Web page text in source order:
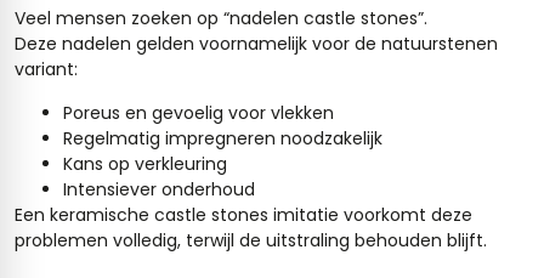
Veel mensen zoeken op “nadelen castle stones”.
Deze nadelen gelden voornamelijk voor de natuurstenen
variant:
Poreus en gevoelig voor vlekken
Regelmatig impregneren noodzakelijk
Kans op verkleuring
Intensiever onderhoud
Een keramische castle stones imitatie voorkomt deze
problemen volledig, terwijl de uitstraling behouden blijft.